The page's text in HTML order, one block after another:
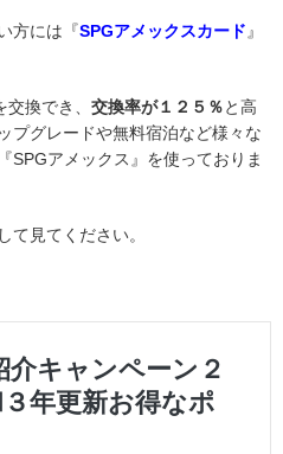
方には『SPGアメックスカード 』
換でき、 交換率が１２５％と高
プグレードや無料宿泊など様々な
SPGアメックス』を使っておりま
て見てください。